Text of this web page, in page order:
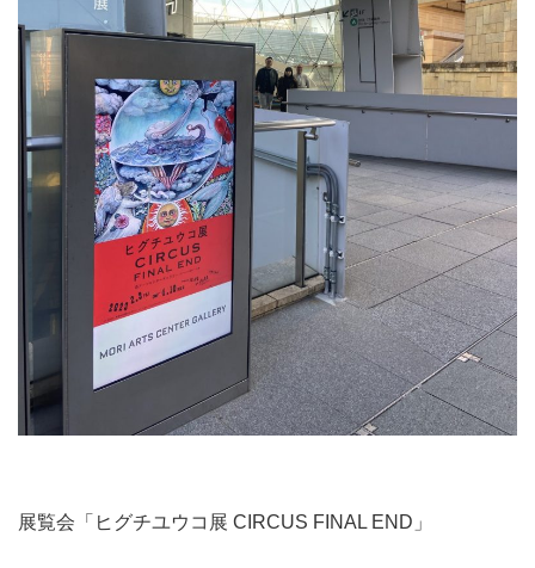
展覧会「ヒグチユウコ展 CIRCUS FINAL END」